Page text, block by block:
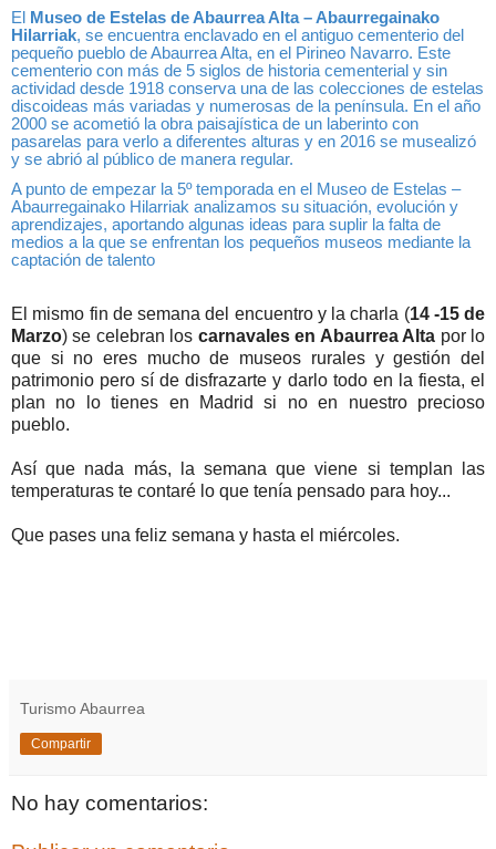
El
Museo de Estelas de Abaurrea Alta – Abaurregainako
Hilarriak, se encuentra enclavado en el antiguo cementerio del
pequeño pueblo de Abaurrea Alta, en el Pirineo Navarro. Este
cementerio con más de 5 siglos de historia cementerial y sin
actividad desde 1918 conserva una de las colecciones de estelas
discoideas más variadas y numerosas de la península. En el año
2000 se acometió la obra paisajística de un laberinto con
pasarelas para verlo a diferentes alturas y en 2016 se musealizó
y se abrió al público de manera regular.
A punto de empezar la 5º temporada en el Museo de Estelas –
Abaurregainako Hilarriak analizamos su situación, evolución y
aprendizajes, aportando algunas ideas para suplir la falta de
medios a la que se enfrentan los pequeños museos mediante la
captación de talento
El mismo fin de semana del encuentro y la charla (14 -15 de
Marzo) se celebran los carnavales en Abaurrea Alta por lo
que si no eres mucho de museos rurales y gestión del
patrimonio pero sí de disfrazarte y darlo todo en la fiesta, el
plan no lo tienes en Madrid si no en nuestro precioso
pueblo.
Así que nada más, la semana que viene si templan las
temperaturas te contaré lo que tenía pensado para hoy...
Que pases una feliz semana y hasta el miércoles.
Turismo Abaurrea
Compartir
No hay comentarios: